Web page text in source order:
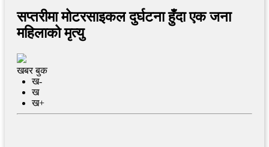
सप्तरीमा मोटरसाइकल दुर्घटना हुँदा एक जना
महिलाको मृत्यु
खबर बुक
ख-
ख
ख+